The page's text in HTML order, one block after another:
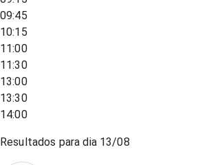
09:45
10:15
11:00
11:30
13:00
13:30
14:00
Resultados para dia 13/08